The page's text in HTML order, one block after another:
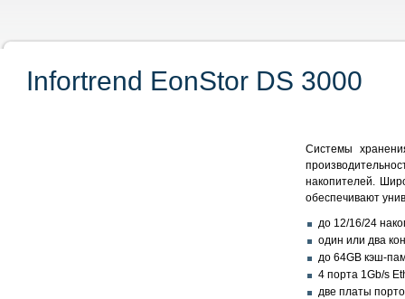
Infortrend EonStor DS 3000
Системы
накопителей.
обеспечивают
до 12/16/24
один или два
до 64GB кэш-
4 порта 1Gb/s
две платы